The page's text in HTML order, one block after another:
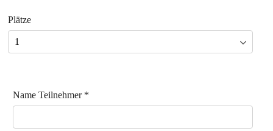
Plätze
Name Teilnehmer *